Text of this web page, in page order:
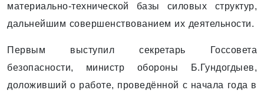
материально-технической базы силовых структур,
дальнейшим совершенствованием их деятельности.
Первым выступил секретарь Госсовета
безопасности, министр обороны Б.Гундогдыев,
доложивший о работе, проведённой с начала года в